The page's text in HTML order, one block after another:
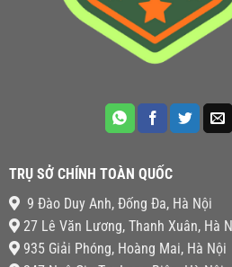
TRỤ SỞ CHÍNH TOÀN QUỐC
9 Đào Duy Anh, Đống Đa, Hà Nội
27 Lê Văn Lương, Thanh Xuân, Hà
935 Giải Phóng, Hoàng Mai, Hà Nội